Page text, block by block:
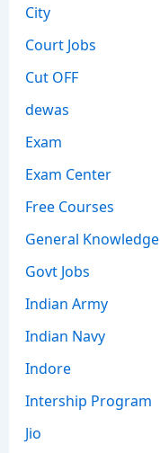
City
Court Jobs
Cut OFF
dewas
Exam
Exam Center
Free Courses
General Knowledge
Govt Jobs
Indian Army
Indian Navy
Indore
Intership Program
Jio